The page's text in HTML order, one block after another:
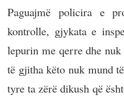
Paguajmë policira e
kontrolle, gjykata e
lepurin me qerre dhe
të gjitha këto nuk mund
tyre ta zërë dikush që